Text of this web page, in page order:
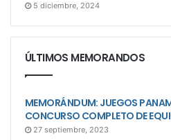
5 diciembre, 2024
ÚLTIMOS MEMORANDOS
MEMORÁNDUM: JUEGOS
CONCURSO COMPLETO DE
27 septiembre, 2023